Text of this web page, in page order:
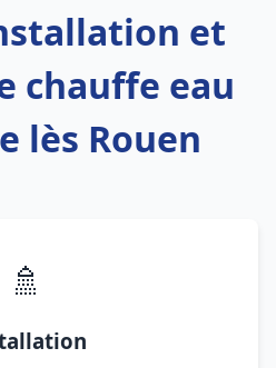
et
chauffe eau
lès Rouen
🚿